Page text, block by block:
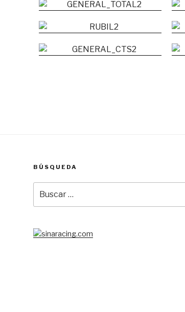
BÚSQUEDA
por: